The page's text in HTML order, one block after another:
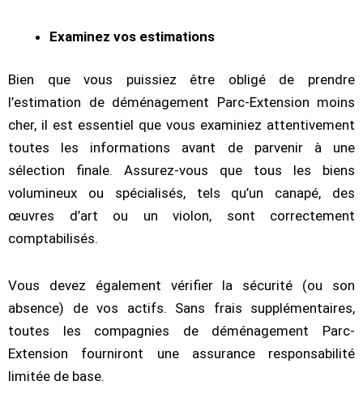
Examinez vos estimations
Bien que vous puissiez être obligé de prendre
l’estimation de déménagement Parc-Extension moins
cher, il est essentiel que vous examiniez attentivement
toutes les informations avant de parvenir à une
sélection finale. Assurez-vous que tous les biens
volumineux ou spécialisés, tels qu’un canapé, des
œuvres d’art ou un violon, sont correctement
comptabilisés.
Vous devez également vérifier la sécurité (ou son
absence) de vos actifs. Sans frais supplémentaires,
toutes les compagnies de déménagement Parc-
Extension fourniront une assurance responsabilité
limitée de base.